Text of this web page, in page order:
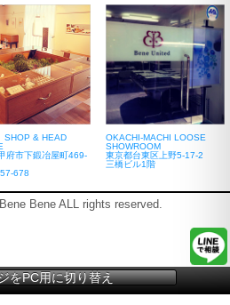
& HEAD
府市下鍛冶屋町469-
678
OKACHI-MACHI LOOSE
SHOWROOM
東京都台東区上野5-17-2
三橋ビル1階
Bene ALL rights reserved.
をPC用に切り替え